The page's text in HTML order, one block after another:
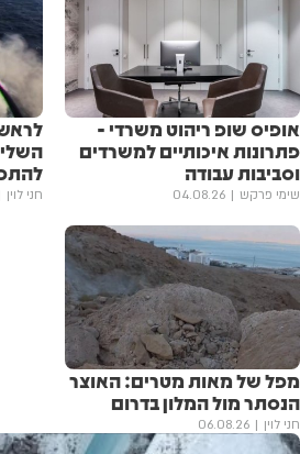
אופיס שופ ריהוט משרדי -
פתרונות איכותיים למשרדים
וסביבות עבודה
שימי פרקש 04.08.26 חני לוין
מפל של מאות מטרים: האוצר
הנסתר מול המלון בדרום
חני לוין 06.08.26